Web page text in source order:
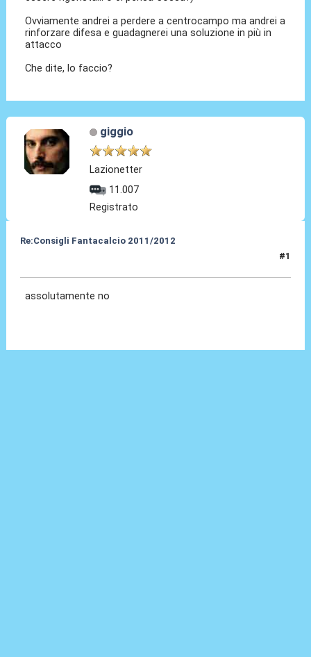
Ovviamente andrei a perdere a centrocampo ma andrei a
rinforzare difesa e guadagnerei una soluzione in più in
attacco
Che dite, lo faccio?
giggio
Lazionetter
11.007
Registrato
Re:Consigli Fantacalcio 2011/2012
#1
assolutamente no